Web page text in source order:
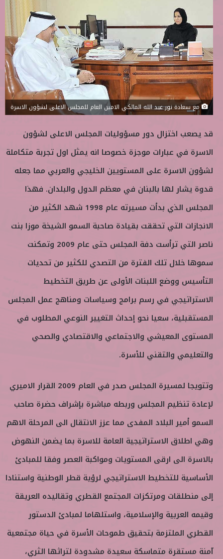
ع
ل
ى
ت
و
ي
ت
ر
ب
ر
ي
د
ا
إ
ل
ك
ر
و
ي
مع سعادة نور عبد الله المالكي الامين العام للمجلس الاعلى لشؤون الاسرة
قد يصعب اختزال دور مسؤوليات المجلس الاعلى لشؤون
الاسرة في عبارات موجزة خصوصا انه يمثل اول تجربة متكاملة
لشؤون الاسرة على المستويين الخليجي والعربي مما جعله
قدوة يشار لها بالبنان في معظم الدول والبلدان. فهذا
المجلس الذي بدأت مسيرته عام 1998 شهد الكثير من
الانجازات التي تحققت بقيادة صاحبة السمو الشيخة موزا بنت
ناصر التي ترأست دفة المجلس حتى عام 2009 وتمكنت
سموها خلال تلك الفترة من التصدي للكثير من تحديات
التأسيس ووضع اللبنات الأولى عن طريق التخطيط
الاستراتيجي في رسم برامج وسياسات ومناهج عمل المجلس
المستقبلية، سعيا نحو إحداث التغيير النوعي المطلوب في
المستوى المعيشي والاجتماعي والاقتصادي والصحي
والتعليمي والتقني للأسرة.
وتتويجا لمسيرة المجلس صدر في العام 2009 القرار الاميري
لإعادة تنظيم المجلس وربطه مباشرة بإشراف حضرة صاحب
السمو أمير البلاد المفدى مما عزز الانتقال الى المرحلة الاهم
وهي اطلاق الاستراتيجية العامة للاسرة بما يضمن النهوض
بالاسرة الى ارقى المستويات ومواكبة العصر وفقا للمبادئ
الأساسية للتخطيط الاستراتيجي لرؤية قطر الوطنية واستنادا
إلى منطلقات ومرتكزات المجتمع القطري وتقاليده العريقة
وقيمه العربية والإسلامية، واستلهاما لمبادئ الدستور
القطري الملتزمة بتحقيق طموحات الأسرة في حياة مجتمعية
آمنة مستقرة متماسكة سعيدة مشدودة لتراثها الثري،